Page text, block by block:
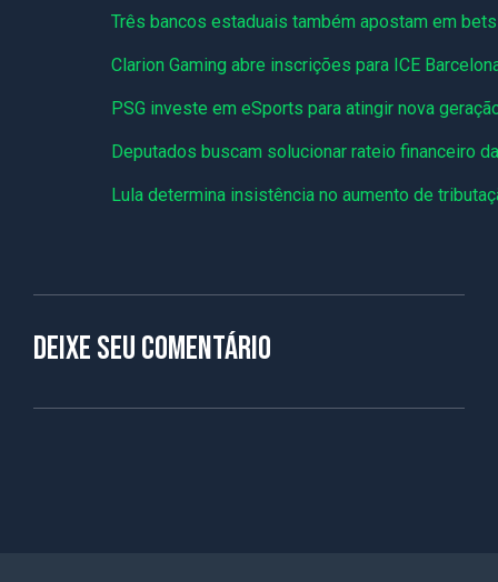
Três bancos estaduais também apostam em
Clarion Gaming abre inscrições para ICE
PSG investe em eSports para atingir nova
Deputados buscam solucionar rateio financeiro
Lula determina insistência no aumento de
Deixe seu comentário